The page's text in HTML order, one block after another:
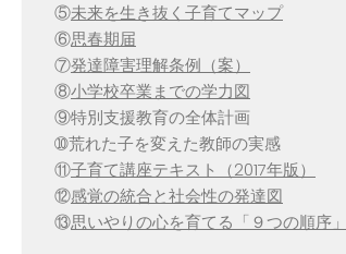
⑤未来を生き抜く子育てマップ
⑥思春期届
⑦発達障害理解条例（案）
⑧小学校卒業までの学力図
⑨特別支援教育の全体計画
➉荒れた子を変えた教師の実感
⑪子育て講座テキスト（2017年版）
⑫感覚の統合と社会性の発達図
⑬思いやりの心を育てる「９つの順序」